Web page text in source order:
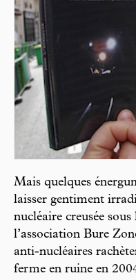
Mais quelques
laisser gentiment
nucléaire creusée
l’association Bure
anti-nucléaires
ferme en ruine en